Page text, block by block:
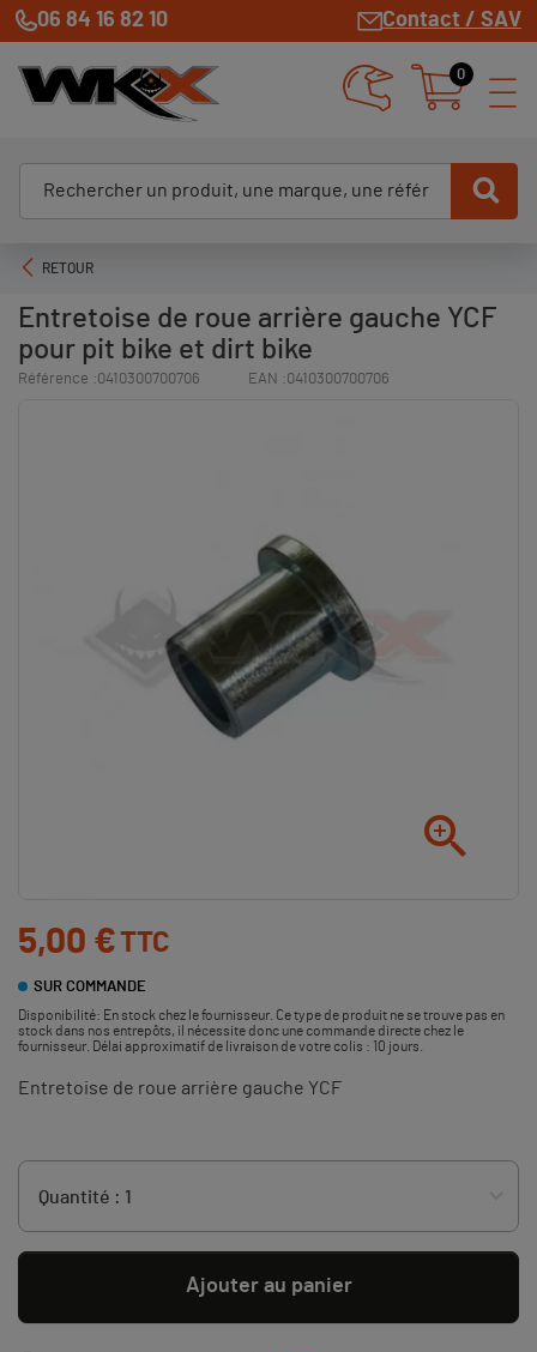
06 84 16 82 10 Contact / SAV
0
RETOUR
Entretoise de roue arrière gauche YCF
pour pit bike et dirt bike
Référence :0410300700706 EAN :0410300700706

5,00 €TTC
SUR COMMANDE
Disponibilité: En stock chez le fournisseur. Ce type de produit ne se trouve pas en
stock dans nos entrepôts, il nécessite donc une commande directe chez le
fournisseur. Délai approximatif de livraison de votre colis : 10 jours.
Entretoise de roue arrière gauche YCF
Ajouter au panier